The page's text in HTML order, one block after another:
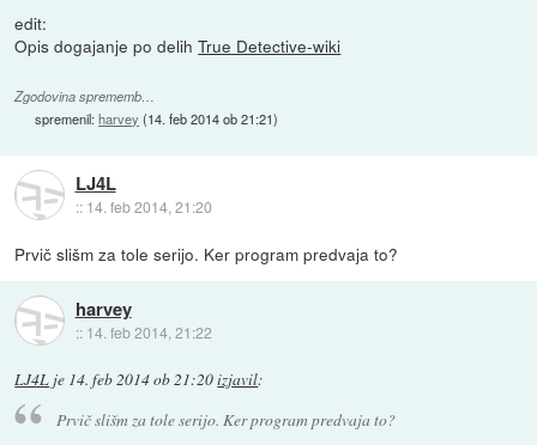
edit:
Opis dogajanje po delihTrue Detective-wiki
Zgodovina sprememb…
spremenil:harvey (14. feb 2014 ob 21:21)
LJ4L
:: 14. feb 2014, 21:20
Prvič slišm za tole serijo. Ker program predvaja to?
harvey
:: 14. feb 2014, 21:22
LJ4L je 14. feb 2014 ob 21:20izjavil:
Prvič slišm za tole serijo. Ker program predvaja to?